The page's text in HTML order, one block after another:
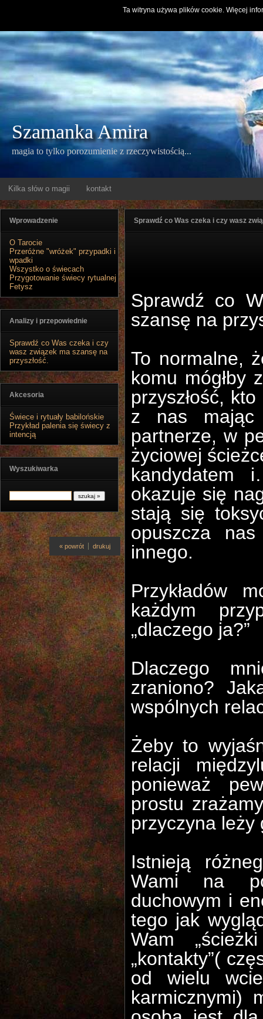
Szamanka Amira
magia to tylko porozumienie z rzeczywistością...
Kilka słów o magii kontakt
Wprowadzenie
O Tarocie
Przeróżne "wróżek" przypadki i
wpadki
Wszystko o świecach
Przygotowanie świecy rytualnej
Fetysz
Analizy i przepowiednie
Sprawdź co Was czeka i czy
wasz związek ma szansę na
przyszłość.
Akcesoria
Świece i rytuały babilońskie
Przykład palenia się świecy z
intencją
Wyszukiwarka
Sprawdź co Was czeka i czy wasz
Sprawdź co
szansę na
To normalne,
komu mógłby
przyszłość,
z nas mając
partnerze, w
życiowej
kandydatem
okazuje się
stają się
opuszcza
innego.
Przykładów
każdym
„dlaczego ja?”
Dlaczego
zraniono?
wspólnych
Żeby to
relacji
ponieważ
prostu
przyczyna leży
Istnieją
Wami na
duchowym i
tego jak
Wam
„kontakty”(
od wielu
karmicznymi)
drukuj
« powrót
Ta witryna używa plików cookie. Więcej